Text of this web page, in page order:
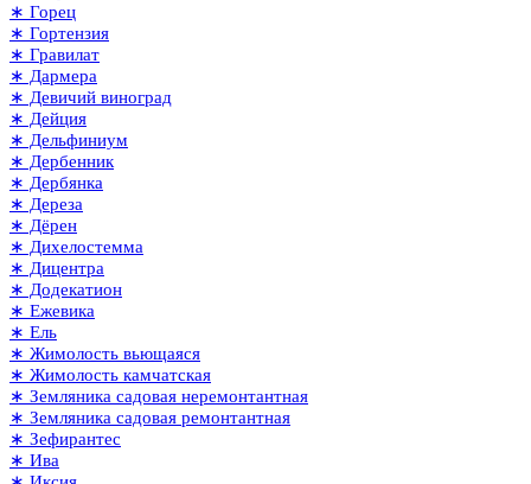
∗ Горец
∗ Гортензия
∗ Гравилат
∗ Дармера
∗ Девичий виноград
∗ Дейция
∗ Дельфиниум
∗ Дербенник
∗ Дербянка
∗ Дереза
∗ Дёрен
∗ Дихелостемма
∗ Дицентра
∗ Додекатион
∗ Ежевика
∗ Ель
∗ Жимолость вьющаяся
∗ Жимолость камчатская
∗ Земляника садовая неремонтантная
∗ Земляника садовая ремонтантная
∗ Зефирантес
∗ Ива